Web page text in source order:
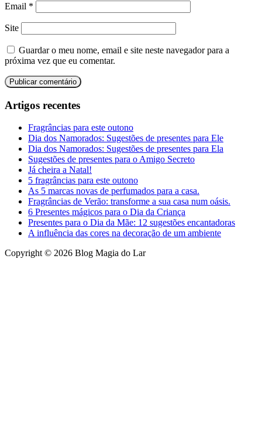
Email *
Site
Guardar o meu nome, email e site neste navegador para a
próxima vez que eu comentar.
Artigos recentes
Fragrâncias para este outono
Dia dos Namorados: Sugestões de presentes para Ele
Dia dos Namorados: Sugestões de presentes para Ela
Sugestões de presentes para o Amigo Secreto
Já cheira a Natal!
5 fragrâncias para este outono
As 5 marcas novas de perfumados para a casa.
Fragrâncias de Verão: transforme a sua casa num oásis.
6 Presentes mágicos para o Dia da Criança
Presentes para o Dia da Mãe: 12 sugestões encantadoras
A influência das cores na decoração de um ambiente
Copyright © 2026 Blog Magia do Lar